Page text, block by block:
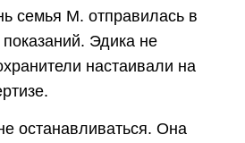
семья М. отправилась в
Эдика не
настаивали на
останавливаться. Она